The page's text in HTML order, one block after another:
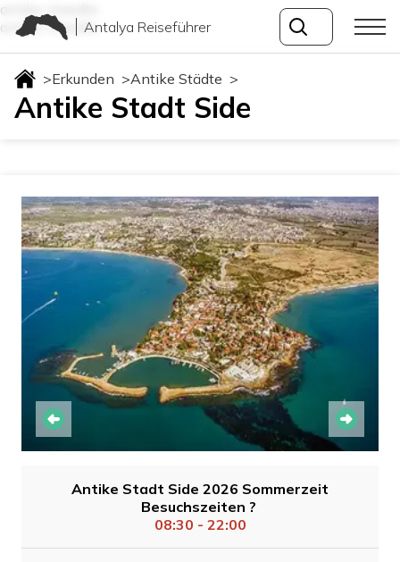
antike-staedte
antike-staedteAntalya Reiseführer
>Erkunden >Antike Städte >
Antike Stadt Side
Antike Stadt Side 2026 Sommerzeit
Besuchszeiten ?
08:30 - 22:00